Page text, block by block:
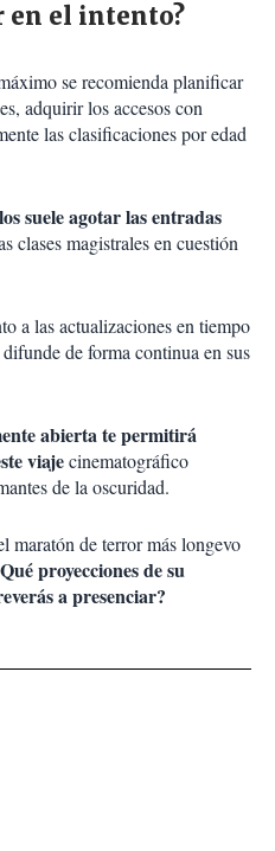
en el intento?
se recomienda planificar
adquirir los accesos con
las clasificaciones por edad
suele agotar las entradas
clases magistrales en cuestión
a las actualizaciones en tiempo
de forma continua en sus
abierta te permitirá
viajecinematográfico
de la oscuridad.
maratón de terror más longevo
proyecciones de su
a presenciar?